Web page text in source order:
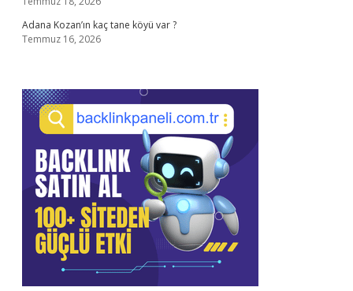
Adana Kozan’ın kaç tane köyü var ?
Temmuz 16, 2026